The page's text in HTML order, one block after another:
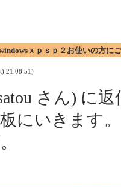
ｘｐｓｐ２お使いの方に
21:08:51)
さん) に返
にいきます